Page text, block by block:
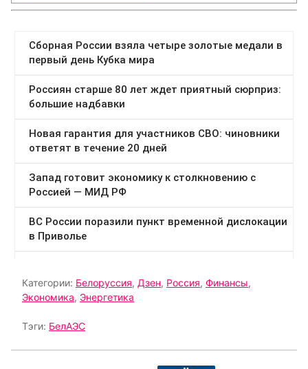
Категории: Белоруссия, Дзен, Россия, Финансы,
Экономика, Энергетика
Тэги: БелАЭС